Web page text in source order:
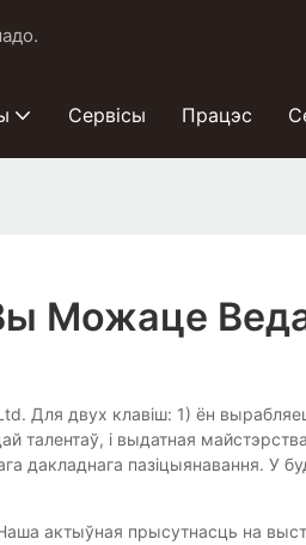
Сервісы Працэс
Можаце
Для двух клавіш: 1) ён
і выдатная
дакладнага пазіцыянавання. У
актыўная прысутнасць на